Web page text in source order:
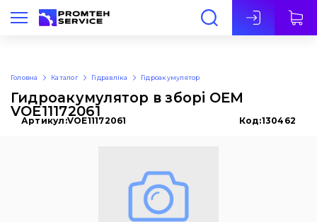
Укр
Головна Каталог Гідравліка Гідроакумулятор
Гидроакумулятор в зборі OEM
VOE11172061
Артикул:VOE11172061 Код:130462